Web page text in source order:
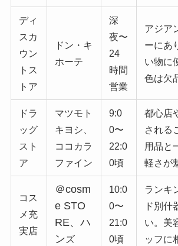
ディ
スカ
ウン
トス
トア
ドン・キ
ホーテ
深
夜〜
24
時間
営業
アジア
ーにあ
い物に
色は欠
ドラ
ッグ
スト
ア
マツモト
キヨシ、
ココカラ
ファイン
9:0
0〜
22:0
0頃
都心店
される
用品と
軽さが
コス
メ充
実店
＠cosm
e STO
RE、ハ
ンズ
10:0
0〜
21:0
0頃
ランキ
ド別什
い。美
ッフに